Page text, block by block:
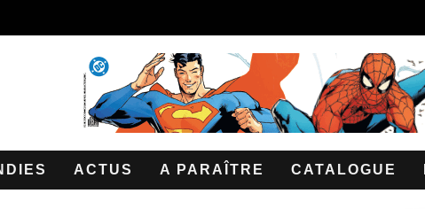
ACTUS A PARAÎTRE CATALOGUE